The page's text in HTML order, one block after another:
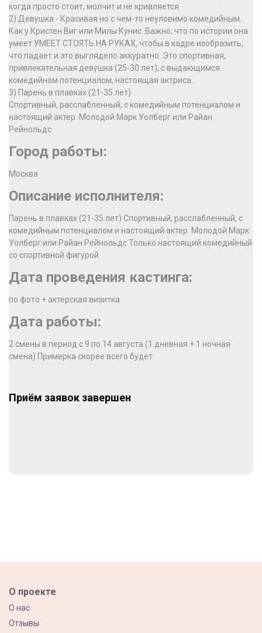
когда просто стоит, молчит и не кривляется
2) Девушка - Красивая но с чем-то неуловимо комедийным.
Как у Кристен Виг или Милы Кунис. Важно, что по истории она
умеет УМЕЕТ СТОЯТЬ НА РУКАХ, чтобы в кадре изобразить,
что падает и это выглядело аккуратно. Это спортивная,
привлекательная девушка (25-30 лет), с выдающимся
комедийном потенциалом, настоящая актриса.
3) Парень в плавках (21-35 лет)
Спортивный, расслабленный, с комедийным потенциалом и
настоящий актер. Молодой Марк Уолберг или Райан
Рейнольдс
Город работы:
Москва
Описание исполнителя:
Парень в плавках (21-35 лет) Спортивный, расслабленный, с
комедийным потенциалом и настоящий актер. Молодой Марк
Уолберг или Райан Рейнольдс Только настоящий комедийный
со спортивной фигурой
Дата проведения кастинга:
по фото + актерская визитка
Дата работы:
2 смены в период с 9 по 14 августа (1 дневная + 1 ночная
смена) Примерка скорее всего будет
Приём заявок завершен
О проекте
О нас
Отзывы